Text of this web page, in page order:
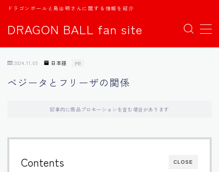
DRAGON BALL fan site
ドラゴンボールと鳥山明さんに関する情報を紹介
MENU
2024.11.05 日本語 PR
ベジータとフリーザの関係
記事内に商品プロモーションを含む場合があります
CLOSE
Contents